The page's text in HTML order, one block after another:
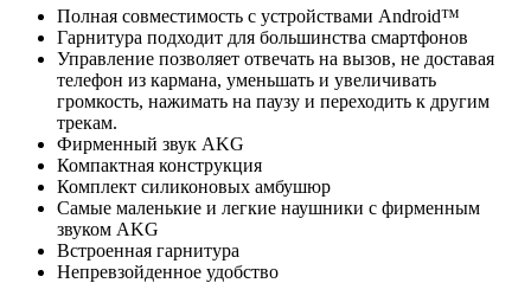
Полная совместимость с устройствами Android™
Гарнитура подходит для большинства смартфонов
Управление позволяет отвечать на вызов, не доставая
телефон из кармана, уменьшать и увеличивать
громкость, нажимать на паузу и переходить к другим
трекам.
Фирменный звук AKG
Компактная конструкция
Комплект силиконовых амбушюр
Самые маленькие и легкие наушники с фирменным
звуком AKG
Встроенная гарнитура
Непревзойденное удобство